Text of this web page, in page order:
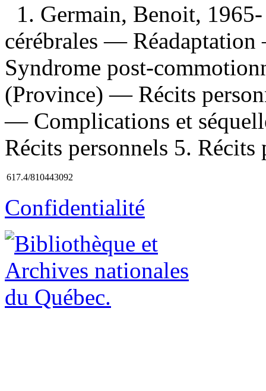
1. Germain, Benoit,
cérébrales —
Syndrome post-
(Province) — Récits
— Complications et
Récits personnels 5.
617.4/810443092
Confidentialité